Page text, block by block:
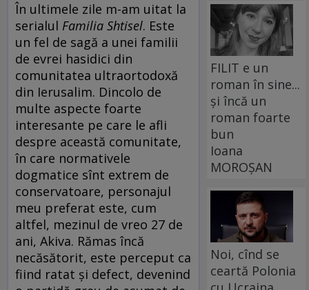
În ultimele zile m-am uitat la
serialul Familia Shtisel. Este
un fel de sagă a unei familii
de evrei hasidici din
comunitatea ultraortodoxă
din Ierusalim. Dincolo de
multe aspecte foarte
interesante pe care le afli
despre această comunitate,
în care normativele
dogmatice sînt extrem de
conservatoare, personajul
meu preferat este, cum
altfel, mezinul de vreo 27 de
ani, Akiva. Rămas încă
necăsătorit, este perceput ca
fiind ratat și defect, devenind
FILIT e un
roman în sine...
și încă un
roman foarte
bun
Ioana
MOROȘAN
Noi, cînd se
ceartă Polonia